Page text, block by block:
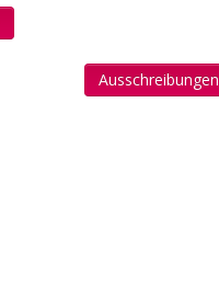
Ausschreibungen